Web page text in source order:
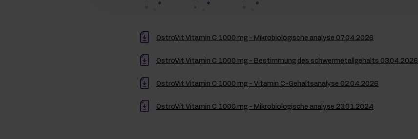
OstroVit Vitamin C 1000 mg - Mikrobiologische analyse 07.04.2026
OstroVit Vitamin C 1000 mg - Bestimmung des schwermetallgehalts 03.04.2026
OstroVit Vitamin C 1000 mg - Vitamin C-Gehaltsanalyse 02.04.2026
OstroVit Vitamin C 1000 mg - Mikrobiologische analyse 23.01.2024